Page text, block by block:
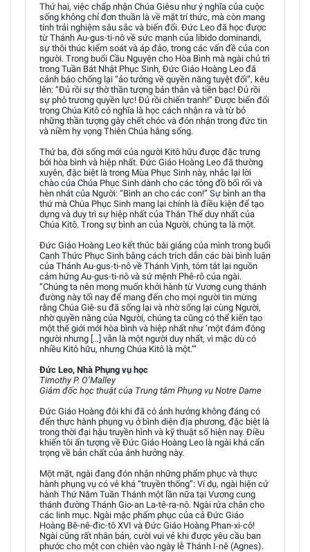
Thứ hai, việc chấp nhận Chúa Giêsu như ý nghĩa của cuộc
sống không chỉ đơn thuần là về mặt trí thức, mà còn mang
tính trải nghiệm sâu sắc và biến đổi. Đức Leo đã học được
từ Thánh Au-gus-ti-nô về sức mạnh của libido dominandi,
sự thôi thúc kiểm soát và áp đảo, trong các vấn đề của con
người. Trong buổi Cầu Nguyện cho Hòa Bình mà ngài chủ trì
trong Tuần Bát Nhật Phục Sinh, Đức Giáo Hoàng Leo đã
cảnh báo chống lại “ảo tưởng về quyền năng tuyệt đối”, kêu
lên: “Đủ rồi sự thờ thần tượng bản thân và tiền bạc! Đủ rồi
sự phô trương quyền lực! Đủ rồi chiến tranh!” Được biến đổi
trong Chúa Kitô có nghĩa là học cách nhận ra và từ bỏ
những thần tượng gây chết chóc và đón nhận trong đức tin
và niềm hy vọng Thiên Chúa hằng sống.
Thứ ba, đời sống mới của người Kitô hữu được đặc trưng
bởi hòa bình và hiệp nhất. Đức Giáo Hoàng Leo đã thường
xuyên, đặc biệt là trong Mùa Phục Sinh này, nhắc lại lời
chào của Chúa Phục Sinh dành cho các tông đồ bối rối và
hèn nhát của Người: “Bình an cho các con!” Sự bình an tha
thứ mà Chúa Phục Sinh mang lại chính là điều kiện để tạo
dựng và duy trì sự hiệp nhất của Thân Thể duy nhất của
Chúa Kitô. Trong sự bình an của Người, chúng ta là một.
Đức Giáo Hoàng Leo kết thúc bài giảng của mình trong buổi
Canh Thức Phục Sinh bằng cách trích dẫn các bài bình luận
của Thánh Au-gus-ti-nô về Thánh Vịnh, tóm tắt lại nguồn
cảm hứng Au-gus-ti-nô và sứ mệnh Phê-rô của ngài.
“Chúng ta nên mong muốn khởi hành từ Vương cung thánh
đường này tối nay để mang đến cho mọi người tin mừng
rằng Chúa Giê-su đã sống lại và nhờ sống lại cùng Người,
nhờ quyền năng của Người, chúng ta cũng có thể kiến tạo
một thế giới mới hòa bình và hiệp nhất như ‘một đám đông
người nhưng […] vẫn là một người duy nhất, vì mặc dù có
nhiều Kitô hữu, nhưng Chúa Kitô là một.’”
Đức Leo, Nhà Phụng vụ học
Timothy P. O’Malley
Giám đốc học thuật của Trung tâm Phụng vụ Notre Dame
Đức Giáo Hoàng đôi khi đã có ảnh hưởng không đáng có
đến thực hành phụng vụ ở bình diện địa phương, đặc biệt là
trong thời đại hậu truyền hình và kỹ thuật số hiện nay. Điều
khiến tôi ấn tượng về Đức Giáo Hoàng Leo là ngài khá cẩn
trọng về bản chất của ảnh hưởng này.
Một mặt, ngài đang đón nhận những phẩm phục và thực
hành phụng vụ có vẻ khá “truyền thống”: Ví dụ, ngài hiện cử
hành Thứ Năm Tuần Thánh một lần nữa tại Vương cung
thánh đường Thánh Gio-an La-tê-ra-nô. Ngài rửa chân cho
các linh mục. Ngài mặc phẩm phục của cả Đức Giáo
Hoàng Bê-nê-đic-tô XVI và Đức Giáo Hoàng Phan-xi-cô!
Ngài cũng rất nhân bản, cười vui vẻ khi được yêu cầu ban
phước cho một con chiên vào ngày lễ Thánh I-nê (Agnes).